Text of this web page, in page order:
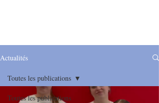
Actualités
Toutes les publications
Toutes les publications